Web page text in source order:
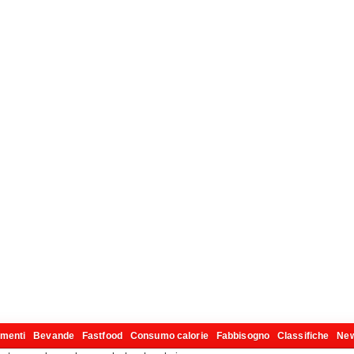
Bevande Fastfood Consumo calorie Fabbisogno Classifiche